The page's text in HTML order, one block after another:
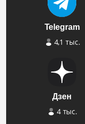
Telegram
4,1 тыс.
Дзен
4 тыс.